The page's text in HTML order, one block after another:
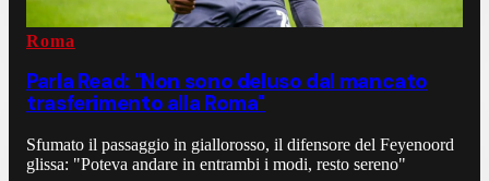
Roma
Parla Read: "Non sono deluso dal mancato
trasferimento alla Roma"
Sfumato il passaggio in giallorosso, il difensore del Feyenoord
glissa: "Poteva andare in entrambi i modi, resto sereno"